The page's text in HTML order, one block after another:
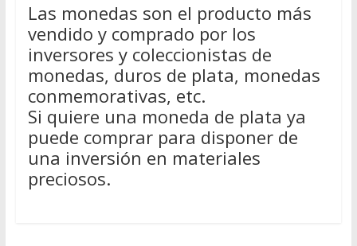
Las monedas son el producto más
vendido y comprado por los
inversores y coleccionistas de
monedas, duros de plata, monedas
conmemorativas, etc.
Si quiere una moneda de plata ya
puede comprar para disponer de
una inversión en materiales
preciosos.